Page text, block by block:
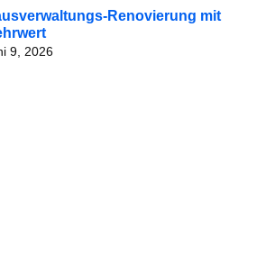
Renovierung mit
9, 2026